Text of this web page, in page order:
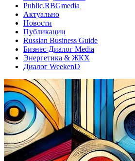
Public.RBGmedia
Актуально
Новости
Публикации
Russian Business Guide
Бизнес-Диалог Media
Энергетика & ЖКХ
Диалог WeekenD